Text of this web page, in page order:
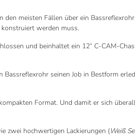
meisten Fällen über ein
werden muss.
und beinhaltet ein 12“ C-CAM-
seinen Job in Bestform
Format. Und damit er sich
zwei hochwertigen Lackierungen (Weiß